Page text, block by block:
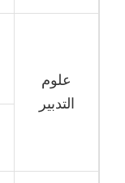
علوم
التدبير